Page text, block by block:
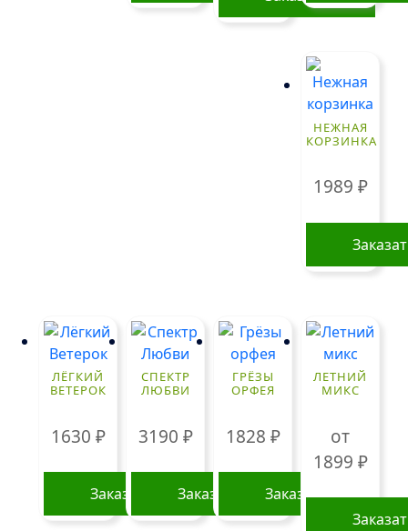
НЕЖНАЯ
КОРЗИНКА
1989 ₽
ЛЁГКИЙ
ВЕТЕРОК
1630 ₽
Заказать
СПЕКТР
ЛЮБВИ
3190 ₽
Заказать
ГРЁЗЫ
ОРФЕЯ
1828 ₽
Заказать
ЛЕТНИЙ
МИКС
от
1899 ₽